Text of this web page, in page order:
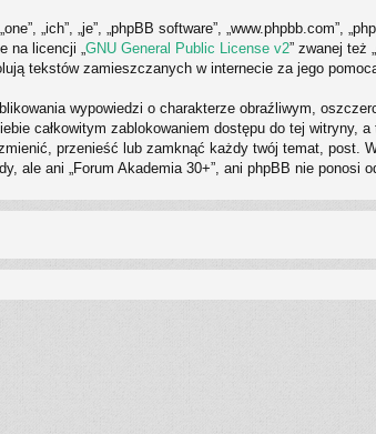
„ich”, „je”, „phpBB software”,
na licencji „GNU General Public License v2” zwanej też
tekstów zamieszczanych w internecie za jego
wypowiedzi o charakterze obraźliwym,
całkowitym zablokowaniem dostępu do tej witryny,
przenieść lub zamknąć każdy twój temat, post.
ale ani „Forum Akademia 30+”, ani phpBB nie